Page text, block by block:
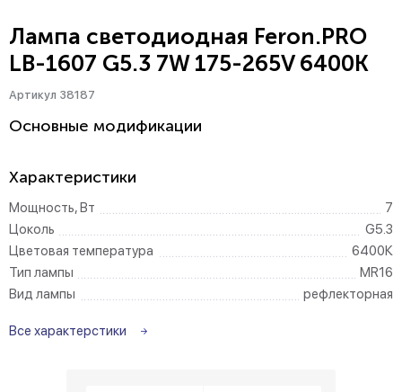
Лампа светодиодная Feron.PRO
LB-1607 G5.3 7W 175-265V 6400K
Артикул 38187
Основные модификации
Характеристики
Мощность, Вт
7
Цоколь
G5.3
Цветовая температура
6400К
Тип лампы
MR16
Вид лампы
рефлекторная
Все характерстики